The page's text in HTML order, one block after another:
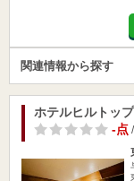
関連情報から探す
ホテルヒルトップ
-点/